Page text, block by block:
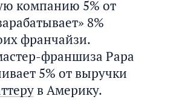
компанию 5% от
8%
франчайзи.
франшиза Papa
5% от выручки
в Америку.